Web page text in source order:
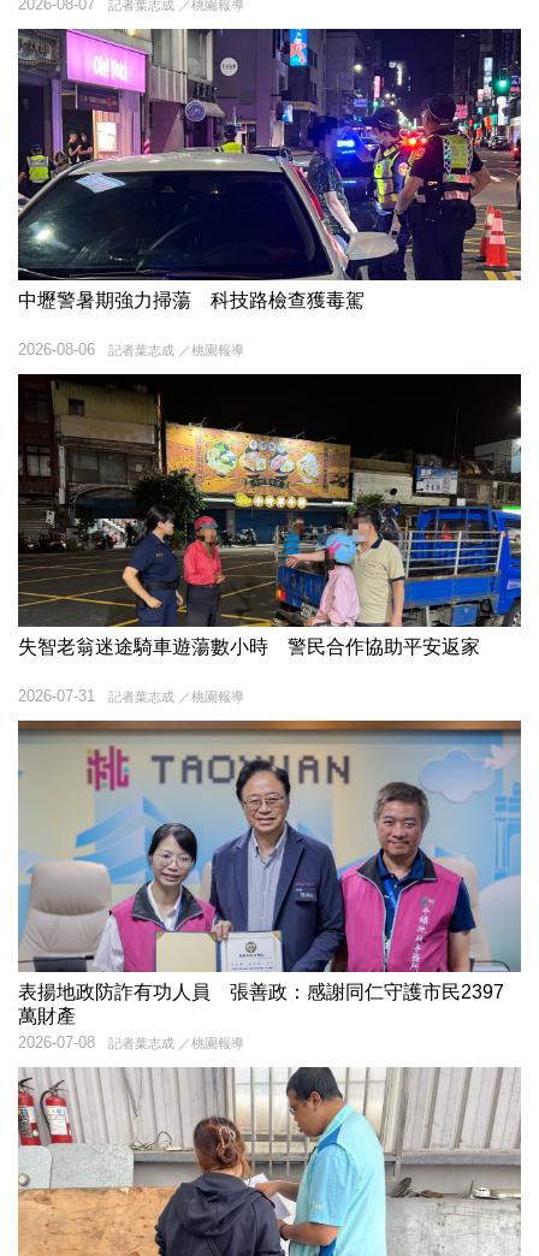
記者葉志成 ／桃園報導
2026-08-07
中壢警暑期強力掃蕩 科技路檢查獲毒駕
記者葉志成 ／桃園報導
2026-08-06
失智老翁迷途騎車遊蕩數小時 警民合作協助平安返家
記者葉志成 ／桃園報導
2026-07-31
表揚地政防詐有功人員 張善政：感謝同仁守護市民2397
萬財產
記者葉志成 ／桃園報導
2026-07-08